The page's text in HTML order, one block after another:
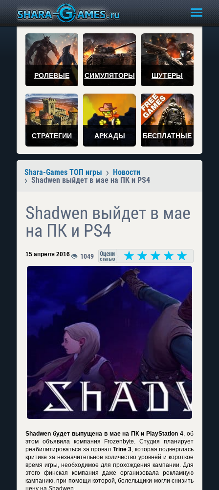
РОЛЕВЫЕ СИМУЛЯТОРЫ ШУТЕРЫ
СТРАТЕГИИ АРКАДЫ БЕСПЛАТНЫЕ
Shara-Games ТОП игры
Новости
Shadwen выйдет в мае на ПК и PS4
Shadwen выйдет в мае
на ПК и PS4
15 апреля 2016 1049
Shadwen будет выпущена в мае на ПК и PlayStation 4, об
этом объявила компания Frozenbyte. Студия планирует
реабилитироваться за провал Trine 3, которая подверглась
критике за незначительное количество уровней и короткое
время игры, необходимое для прохождения кампании. Для
этого финская компания даже организовала рекламную
кампанию, при помощи которой, болельщики могли снизить
цену на Shadwen.